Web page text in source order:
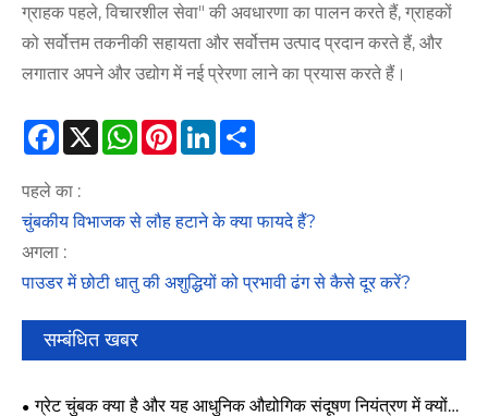
ग्राहक पहले, विचारशील सेवा" की अवधारणा का पालन करते हैं, ग्राहकों
को सर्वोत्तम तकनीकी सहायता और सर्वोत्तम उत्पाद प्रदान करते हैं, और
लगातार अपने और उद्योग में नई प्रेरणा लाने का प्रयास करते हैं।
Facebook
X WhatsApp
PinterestLinkedIn
पहले का :
चुंबकीय विभाजक से लौह हटाने के क्या फायदे हैं?
अगला :
पाउडर में छोटी धातु की अशुद्धियों को प्रभावी ढंग से कैसे दूर करें?
सम्बंधित खबर
ग्रेट चुंबक क्या है और यह आधुनिक औद्योगिक संदूषण नियंत्रण में क्यों